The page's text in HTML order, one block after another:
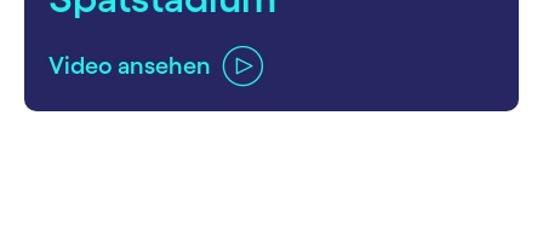
Video ansehen